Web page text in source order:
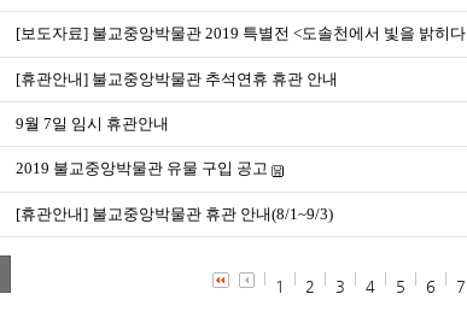
[보도자료] 불교중앙박물관 2019 특별전 <도솔천에서 빛을 밝히다
[휴관안내] 불교중앙박물관 추석연휴 휴관 안내
9월 7일 임시 휴관안내
2019 불교중앙박물관 유물 구입 공고
[휴관안내] 불교중앙박물관 휴관 안내(8/1~9/3)
1 2 3 4 5 6 7